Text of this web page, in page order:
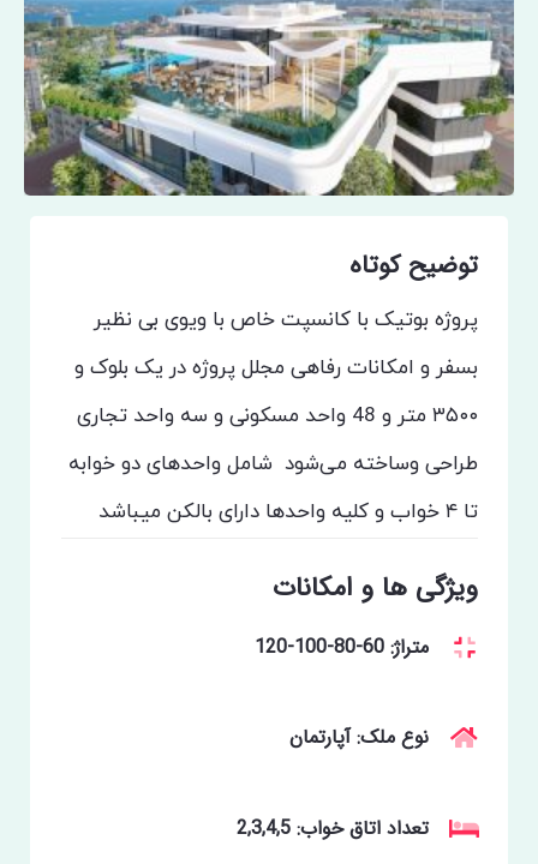
توضیح کوتاه
پروژه بوتیک با کانسپت خاص با ویوی بی نظیر
بسفر و امکانات رفاهی مجلل پروژه در یک بلوک و
۳۵۰۰ متر و 48 واحد مسکونی و سه واحد تجاری
طراحی وساخته می‌شود شامل واحدهای دو خوابه
تا ۴ خواب و کلیه واحدها دارای بالکن میباشد
ویژگی ها و امکانات
متراژ: 60-80-100-120
نوع ملک: آپارتمان
تعداد اتاق خواب: 2,3,4,5